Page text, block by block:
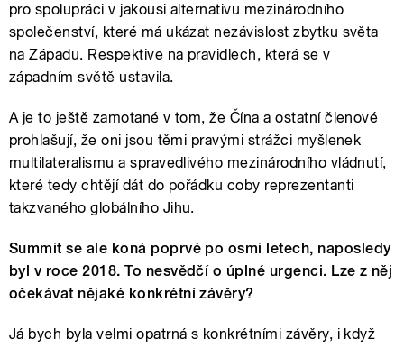
pro spolupráci v jakousi alternativu mezinárodního
společenství, které má ukázat nezávislost zbytku světa
na Západu. Respektive na pravidlech, která se v
západním světě ustavila.
A je to ještě zamotané v tom, že Čína a ostatní členové
prohlašují, že oni jsou těmi pravými strážci myšlenek
multilateralismu a spravedlivého mezinárodního vládnutí,
které tedy chtějí dát do pořádku coby reprezentanti
takzvaného globálního Jihu.
Summit se ale koná poprvé po osmi letech, naposledy
byl v roce 2018. To nesvědčí o úplné urgenci. Lze z něj
očekávat nějaké konkrétní závěry?
Já bych byla velmi opatrná s konkrétními závěry, i když